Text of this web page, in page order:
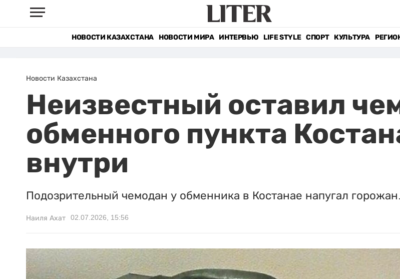
НОВОСТИ КАЗАХСТАНА НОВОСТИ МИРА ИНТЕРВЬЮ LIFE STYLE СПОРТ КУЛЬТУРА
Новости Казахстана
Неизвестный оставил
обменного пункта
внутри
Подозрительный чемодан у обменника в Костанае напугал горожан.
Наиля Ахат 02.07.2026, 15:56